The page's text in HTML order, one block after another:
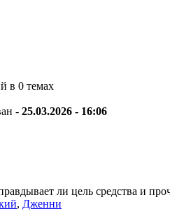
в 0 темах
- 25.03.2026 - 16:06
ли цель средства и
, Дженни